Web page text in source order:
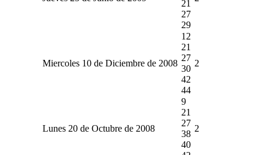
21
27
29
Miercoles 10 de Diciembre de 2008
12
21
27
30
42
44
2
Lunes 20 de Octubre de 2008
9
21
27
38
40
2